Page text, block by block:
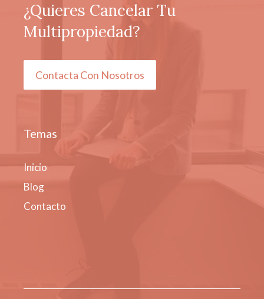
¿Quieres Cancelar Tu
Multipropiedad?
Contacta Con Nosotros
Temas
Inicio
Blog
Contacto